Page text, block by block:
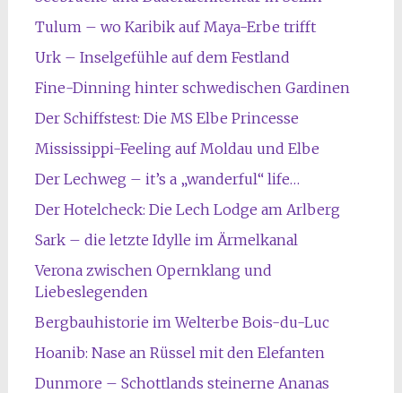
Tulum – wo Karibik auf Maya-Erbe trifft
Urk – Inselgefühle auf dem Festland
Fine-Dinning hinter schwedischen Gardinen
Der Schiffstest: Die MS Elbe Princesse
Mississippi-Feeling auf Moldau und Elbe
Der Lechweg – it’s a „wanderful“ life…
Der Hotelcheck: Die Lech Lodge am Arlberg
Sark – die letzte Idylle im Ärmelkanal
Verona zwischen Opernklang und
Liebeslegenden
Bergbauhistorie im Welterbe Bois-du-Luc
Hoanib: Nase an Rüssel mit den Elefanten
Dunmore – Schottlands steinerne Ananas